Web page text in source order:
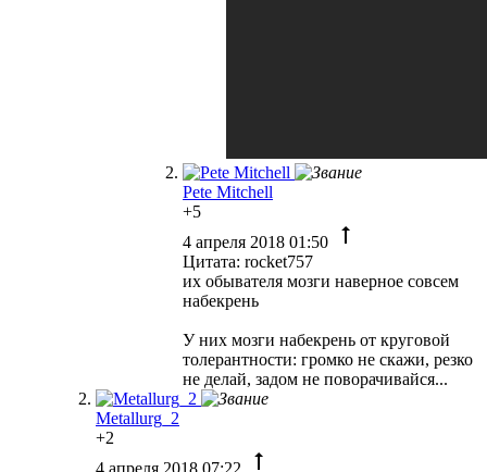
Pete Mitchell
+5
4 апреля 2018 01:50
Цитата: rocket757
их обывателя мозги наверное совсем
набекрень
У них мозги набекрень от круговой
толерантности: громко не скажи, резко
не делай, задом не поворачивайся...
Metallurg_2
+2
4 апреля 2018 07:22